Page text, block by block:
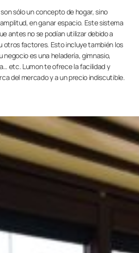
sólo un concepto de hogar, sino
en ganar espacio. Este sistema
antes no se podían utilizar debido a
otros factores. Esto incluye también los
negocio es una heladería, gimnasio,
etc. Lumon te ofrece la facilidad y
del mercado y a un precio indiscutible.